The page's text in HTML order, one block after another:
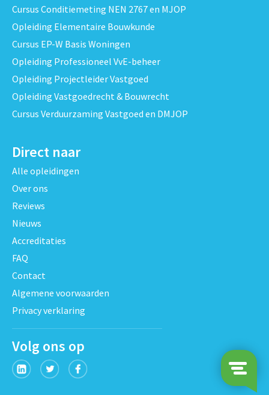
Cursus Conditiemeting NEN 2767 en MJOP
Opleiding Elementaire Bouwkunde
Cursus EP-W Basis Woningen
Opleiding Professioneel VvE-beheer
Opleiding Projectleider Vastgoed
Opleiding Vastgoedrecht & Bouwrecht
Cursus Verduurzaming Vastgoed en DMJOP
Direct naar
Alle opleidingen
Over ons
Reviews
Nieuws
Accreditaties
FAQ
Contact
Algemene voorwaarden
Privacy verklaring
Volg ons op